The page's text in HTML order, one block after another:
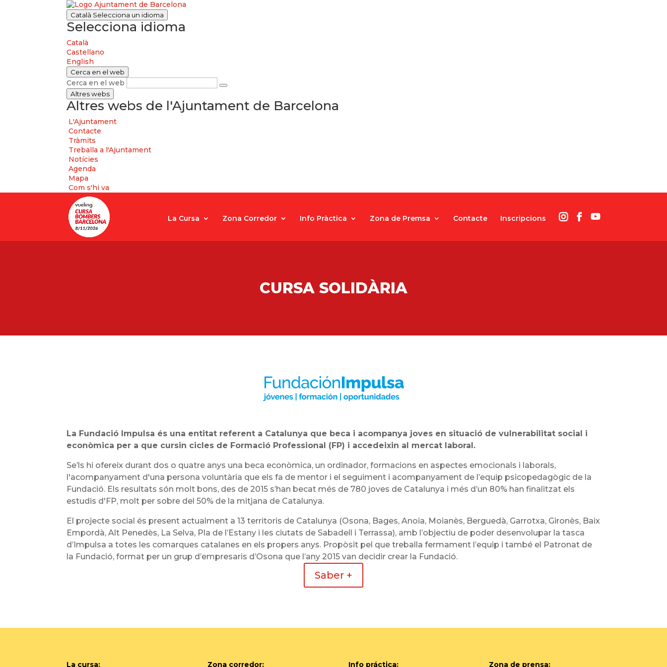
Català Selecciona un idioma
Selecciona idioma
Català
Castellano
English
Cerca en el web
Cerca en el web
Altres webs
Altres webs de l'Ajuntament de Barcelona
L'Ajuntament
Contacte
Tràmits
Treballa a l'Ajuntament
Notícies
Agenda
Mapa
Com s'hi va
La Cursa Zona Corredor Info Pràctica Zona de Premsa Contacte Inscripcions
CURSA SOLIDÀRIA
La Fundació Impulsa és una entitat referent a Catalunya que beca i acompanya joves en situació de vulnerabilitat social i
econòmica per a que cursin cicles de Formació Professional (FP) i accedeixin al mercat laboral.
Se’ls hi ofereix durant dos o quatre anys una beca econòmica, un ordinador, formacions en aspectes emocionals i laborals,
l'acompanyament d'una persona voluntària que els fa de mentor i el seguiment i acompanyament de l’equip psicopedagògic de la
Fundació. Els resultats són molt bons, des de 2015 s’han becat més de 780 joves de Catalunya i més d’un 80% han finalitzat els
estudis d'FP, molt per sobre del 50% de la mitjana de Catalunya.
El projecte social és present actualment a 13 territoris de Catalunya (Osona, Bages, Anoia, Moianès, Berguedà, Garrotxa, Gironès, Baix
Empordà, Alt Penedès, La Selva, Pla de l’Estany i les ciutats de Sabadell i Terrassa), amb l’objectiu de poder desenvolupar la tasca
d’Impulsa a totes les comarques catalanes en els propers anys. Propòsit pel que treballa fermament l’equip i també el Patronat de
la Fundació, format per un grup d’empresaris d’Osona que l’any 2015 van decidir crear la Fundació.
Saber +
La cursa: Zona corredor: Info práctica: Zona de prensa: